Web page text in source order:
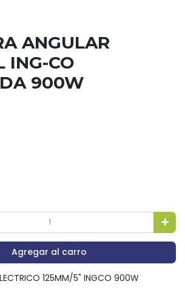
ANGULAR
ING-CO
900W
Agregar al carro
125MM/5" INGCO 900W